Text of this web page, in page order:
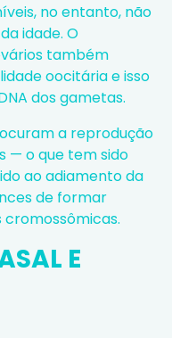
no entanto, não
idade. O
também
oocitária e isso
dos gametas.
a reprodução
— o que tem sido
ao adiamento da
de formar
E